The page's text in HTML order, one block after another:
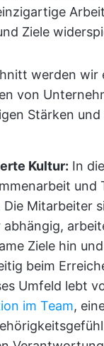
Ziele
werden wir
von
Stärken und
Kultur: In
und
Die Mitarbeiter
Ziele hin
beim
Umfeld lebt
im Team,